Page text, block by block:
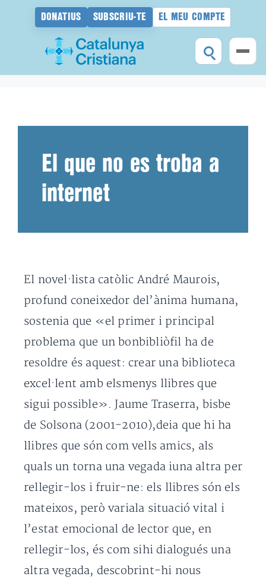
DONATIUS SUBSCRIU-TE EL MEU COMPTE
El que no es troba a
internet
El novel·lista catòlic André Maurois,
profund coneixedor del’ànima humana,
sostenia que «el primer i principal
problema que un bonbibliòfil ha de
resoldre és aquest: crear una biblioteca
excel·lent amb elsmenys llibres que
sigui possible». Jaume Traserra, bisbe
de Solsona (2001-2010),deia que hi ha
llibres que són com vells amics, als
quals un torna una vegada iuna altra per
rellegir-los i fruir-ne: els llibres són els
mateixos, però variala situació vital i
l’estat emocional de lector que, en
rellegir-los, és com sihi dialogués una
altra vegada, descobrint-hi nous